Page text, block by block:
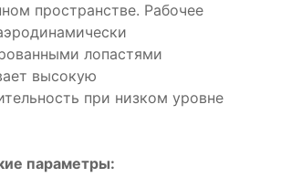
пространстве. Рабочее
лопастями
высокую
при низком уровне
параметры: